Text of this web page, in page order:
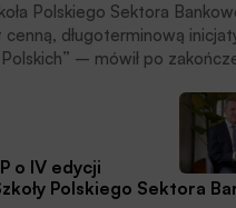
Polskiego Sektora
cenną, długoterminową
– mówił po
dyrektor Zespołu Systemów
w Związku Banków
Rady ds. Płatności
o IV edycji
Polskiego Sektora